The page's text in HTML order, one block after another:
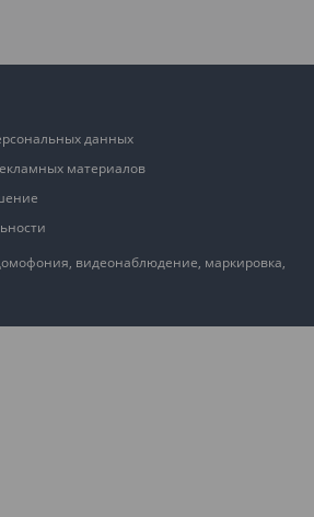
видеонаблюдение, маркировка,
данных
материалов